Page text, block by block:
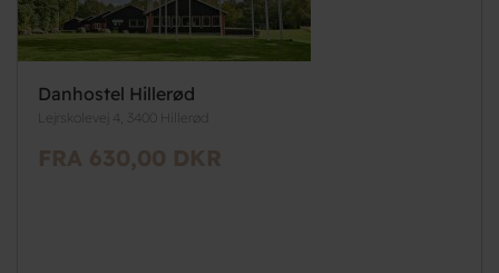
Danhostel Hillerød
Lejrskolevej 4, 3400 Hillerød
FRA 630,00 DKR